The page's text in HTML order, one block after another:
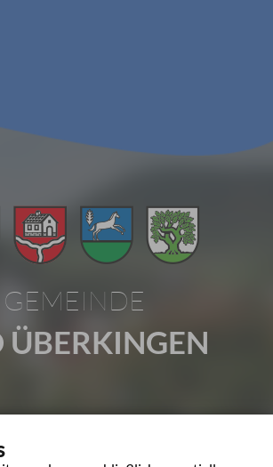
GEMEINDE
ÜBERKINGEN
2009-0 | Fax: 07331 2009-37